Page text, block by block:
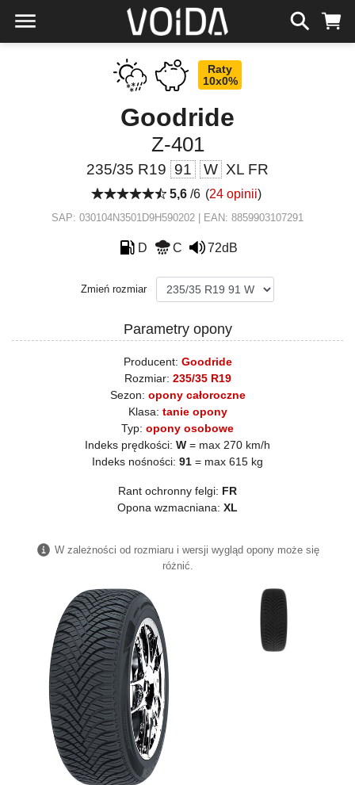
Raty
10x0%
Goodride
Z-401
235/35 R19 91 W XL FR
5,6/6 (24 opinii)
SAP: 030104N3501D9H590202 | EAN: 8859903107291
D C 72dB
Zmień rozmiar
Parametry opony
Producent: Goodride
Rozmiar: 235/35 R19
Sezon: opony całoroczne
Klasa: tanie opony
Typ: opony osobowe
Indeks prędkości: W = max 270 km/h
Indeks nośności: 91 = max 615 kg
Rant ochronny felgi: FR
Opona wzmacniana: XL
W zależności od rozmiaru i wersji wygląd opony może się
różnić.